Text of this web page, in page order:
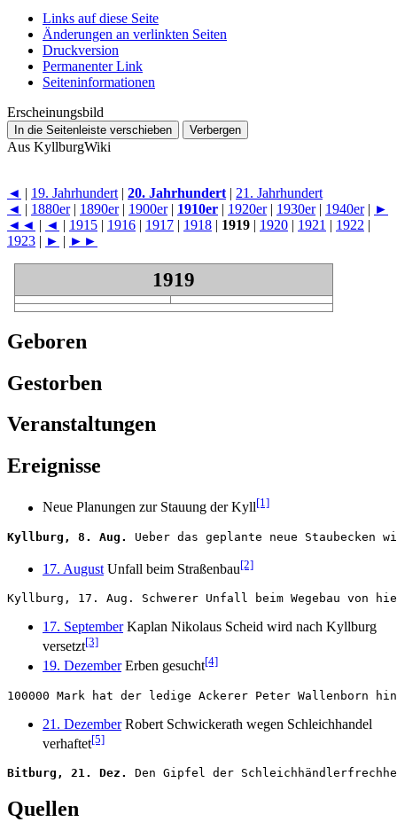
Links auf diese Seite
Änderungen an verlinkten Seiten
Druckversion
Permanenter Link
Seiten­­informationen
Erscheinungsbild
In die Seitenleiste verschieben Verbergen
Aus KyllburgWiki
◄ | 19. Jahrhundert | 20. Jahrhundert | 21. Jahrhundert
◄ | 1880er| 1890er| 1900er| 1910er | 1920er| 1930er| 1940er| ►
◄◄ | ◄ | 1915 | 1916 | 1917 | 1918 | 1919 | 1920 | 1921 | 1922 |
1923 | ► | ►►
1919
Geboren
Gestorben
Veranstaltungen
Ereignisse
Neue Planungen zur Stauung der Kyll[1]
Kyllburg, 8. Aug.
17. August Unfall beim Straßenbau[2]
17. SeptemberKaplan Nikolaus Scheid wird nach Kyllburg
versetzt[3]
19. DezemberErben gesucht[4]
21. DezemberRobert Schwickerath wegen Schleichhandel
verhaftet[5]
Bitburg, 21. Dez.
Quellen